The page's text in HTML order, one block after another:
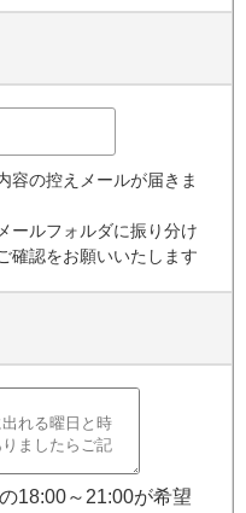
容の控えメールが届きま
ールフォルダに振り分け
確認をお願いいたします
18:00～21:00が希望